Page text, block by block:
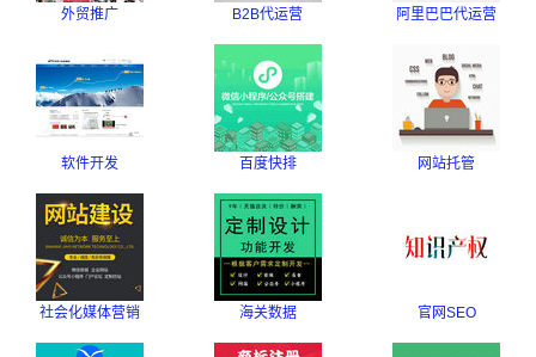
外贸推广 B2B代运营 阿里巴巴代运营
软件开发 百度快排 网站托管
社会化媒体营销 海关数据 官网SEO